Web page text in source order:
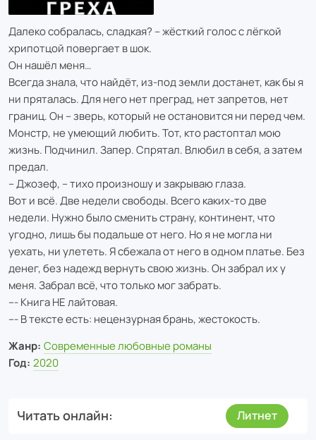
Далеко собралась, сладкая? – жёсткий голос с лёгкой
хрипотцой повергает в шок.
Он нашёл меня…
Всегда знала, что найдёт, из-под земли достанет, как бы я
ни пряталась. Для него нет преград, нет запретов, нет
границ. Он – зверь, который не остановится ни перед чем.
Монстр, не умеющий любить. Тот, кто растоптал мою
жизнь. Подчинил. Запер. Спрятал. Влюбил в себя, а затем
предал.
– Джозеф, – тихо произношу и закрываю глаза.
Вот и всё. Две недели свободы. Всего каких-то две
недели. Нужно было сменить страну, континент, что
угодно, лишь бы подальше от него. Но я не могла ни
уехать, ни улететь. Я сбежала от него в одном платье. Без
денег, без надежд вернуть свою жизнь. Он забрал их у
меня. Забрал всё, что только мог забрать.
--- Книга НЕ лайтовая.
--- В тексте есть: нецензурная брань, жестокость.
Жанр: Современные любовные романы
Год: 2020
Читать онлайн Литнет